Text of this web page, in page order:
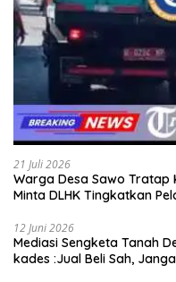
21 Juli 2026
Warga Desa Sawo Tratap
Minta DLHK Tingkatkan
12 Juni 2026
Mediasi Sengketa Tanah
kades :Jual Beli Sah,